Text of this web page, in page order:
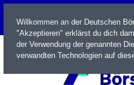
LIVE
Willkommen an der Deutschen
"Akzeptieren" erklärst du dich
der Verwendung der genannten
verwandten Technologien auf